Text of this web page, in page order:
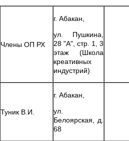
Члены ОП РХ
г. Абакан,
ул. Пушкина,
28 "А", стр. 1, 3
этаж (Школа
креативных
индустрий)
Туник В.И.
г. Абакан,
ул.
Белоярская, д.
68